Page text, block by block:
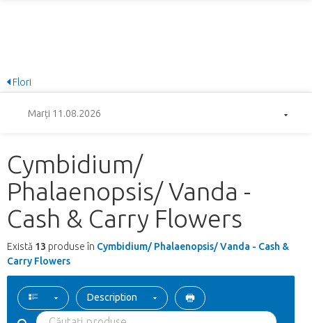
Flori
Marți 11.08.2026
Cymbidium/
Phalaenopsis/ Vanda -
Cash & Carry Flowers
Există 13 produse în Cymbidium/ Phalaenopsis/ Vanda - Cash &
Carry Flowers
Description